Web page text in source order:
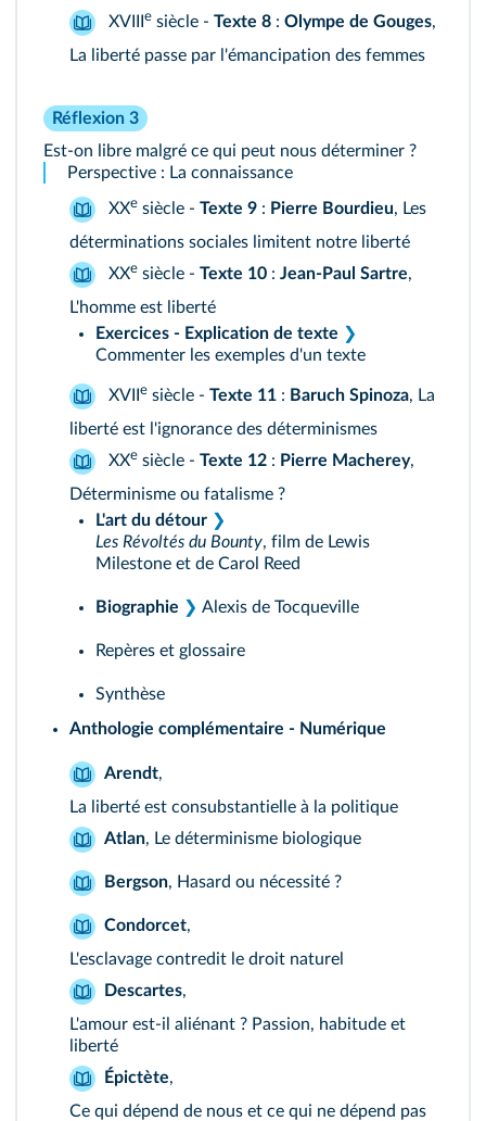
XVIII e siècle - Texte 8 : Olympe de Gouges,
La liberté passe par l'émancipation des femmes
Réflexion 3
Est‑on libre malgré ce qui peut nous déterminer ?
Perspective : La connaissance
XXe siècle - Texte 9 : Pierre Bourdieu, Les
déterminations sociales limitent notre liberté
XXe siècle - Texte 10 : Jean-Paul Sartre,
L'homme est liberté
Exercices - Explication de texte ❯
Commenter les exemples d'un texte
XVII e siècle - Texte 11 : Baruch Spinoza, La
liberté est l'ignorance des déterminismes
XXe siècle - Texte 12 : Pierre Macherey,
Déterminisme ou fatalisme ?
L'art du détour ❯
Les Révoltés du Bounty, film de Lewis
Milestone et de Carol Reed
Biographie ❯ Alexis de Tocqueville
Repères et glossaire
Synthèse
Anthologie complémentaire - Numérique
Arendt,
La liberté est consubstantielle à la politique
Atlan, Le déterminisme biologique
Bergson, Hasard ou nécessité ?
Condorcet,
L'esclavage contredit le droit naturel
Descartes,
L'amour est-il aliénant ? Passion, habitude et
liberté
Épictète,
Ce qui dépend de nous et ce qui ne dépend pas